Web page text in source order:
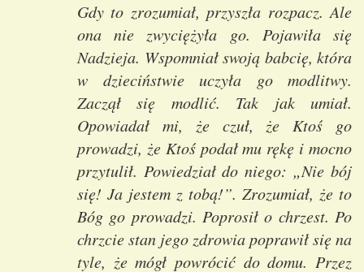
Gdy to zrozumiał, przyszła rozpacz. Ale
ona nie zwyciężyła go. Pojawiła się
Nadzieja. Wspomniał swoją babcię, która
w dzieciństwie uczyła go modlitwy.
Zaczął się modlić. Tak jak umiał.
Opowiadał mi, że czuł, że Ktoś go
prowadzi, że Ktoś podał mu rękę i mocno
przytulił. Powiedział do niego: „Nie bój
się! Ja jestem z tobą!”. Zrozumiał, że to
Bóg go prowadzi. Poprosił o chrzest. Po
chrzcie stan jego zdrowia poprawił się na
tyle, że mógł powrócić do domu. Przez